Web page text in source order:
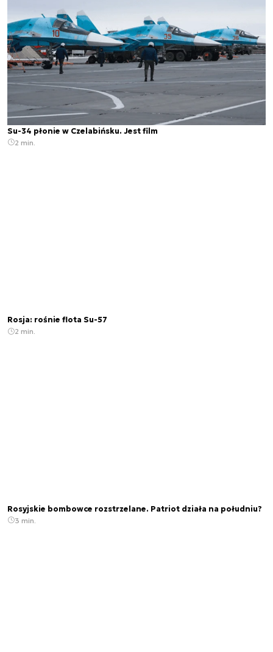
Su-34 płonie w Czelabińsku. Jest film
2 min.
Rosja: rośnie flota Su-57
2 min.
Rosyjskie bombowce rozstrzelane. Patriot działa na południu?
3 min.